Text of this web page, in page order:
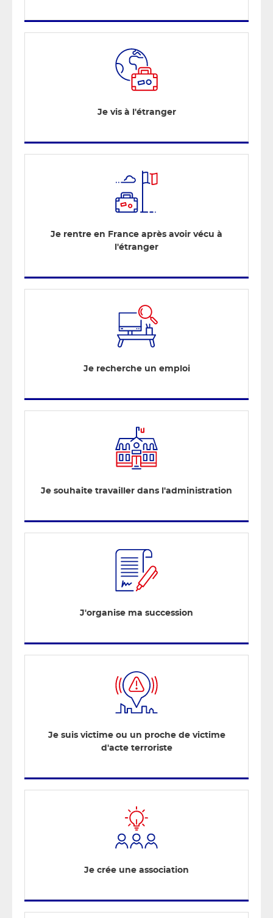
Je vis à l'étranger
Je rentre en France après avoir vécu à
l'étranger
Je recherche un emploi
Je souhaite travailler dans l'administration
J'organise ma succession
Je suis victime ou un proche de victime
d'acte terroriste
Je crée une association